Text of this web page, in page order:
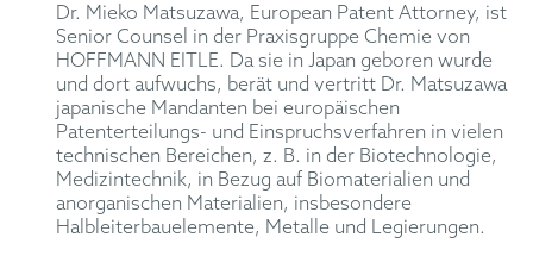
Dr. Mieko Matsuzawa, European Patent Attorney, ist
Senior Counsel in der Praxisgruppe Chemie von
HOFFMANN EITLE. Da sie in Japan geboren wurde
und dort aufwuchs, berät und vertritt Dr. Matsuzawa
japanische Mandanten bei europäischen
Patenterteilungs- und Einspruchsverfahren in vielen
technischen Bereichen, z. B. in der Biotechnologie,
Medizintechnik, in Bezug auf Biomaterialien und
anorganischen Materialien, insbesondere
Halbleiterbauelemente, Metalle und Legierungen.